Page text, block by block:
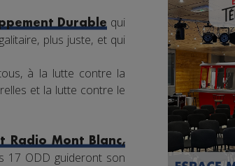
Durablequi
plus juste, et qui
à la lutte contre la
et la lutte contre le
Radio Mont Blanc,
17 ODD guideront son